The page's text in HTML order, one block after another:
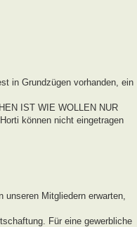
in Grundzügen vorhanden, ein
IST WIE WOLLEN NUR
können nicht eingetragen
Mitgliedern erwarten,
Für eine gewerbliche